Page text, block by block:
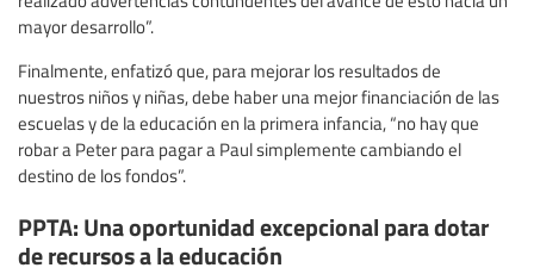
mayor desarrollo”.
Finalmente, enfatizó que, para mejorar los resultados de
nuestros niños y niñas, debe haber una mejor financiación de las
escuelas y de la educación en la primera infancia, “no hay que
robar a Peter para pagar a Paul simplemente cambiando el
destino de los fondos”.
PPTA: Una oportunidad excepcional para dotar
de recursos a la educación